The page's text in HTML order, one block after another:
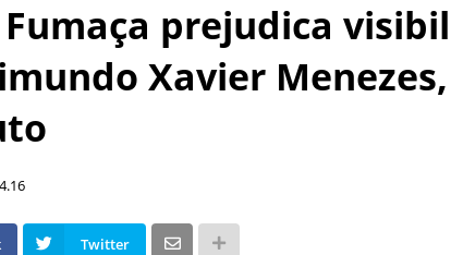
Fumaça prejudica
Xavier
Twitter